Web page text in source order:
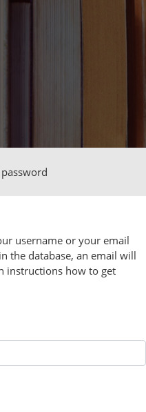
username or your email
the database, an email will
instructions how to get